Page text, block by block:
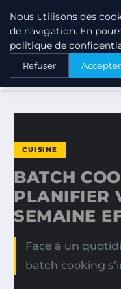
PTIT
ACCUEIL
CUISINE
BATCH COOKING :
CUISINE
BATCH
PLANIFIER
SEMAINE
Face à un
batch cooking
Nous utilisons des
de navigation. En
politique de
Refuser Accepter